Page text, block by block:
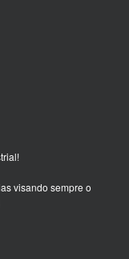
visando sempre o